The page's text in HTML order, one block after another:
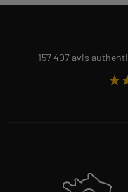
157 407 avis